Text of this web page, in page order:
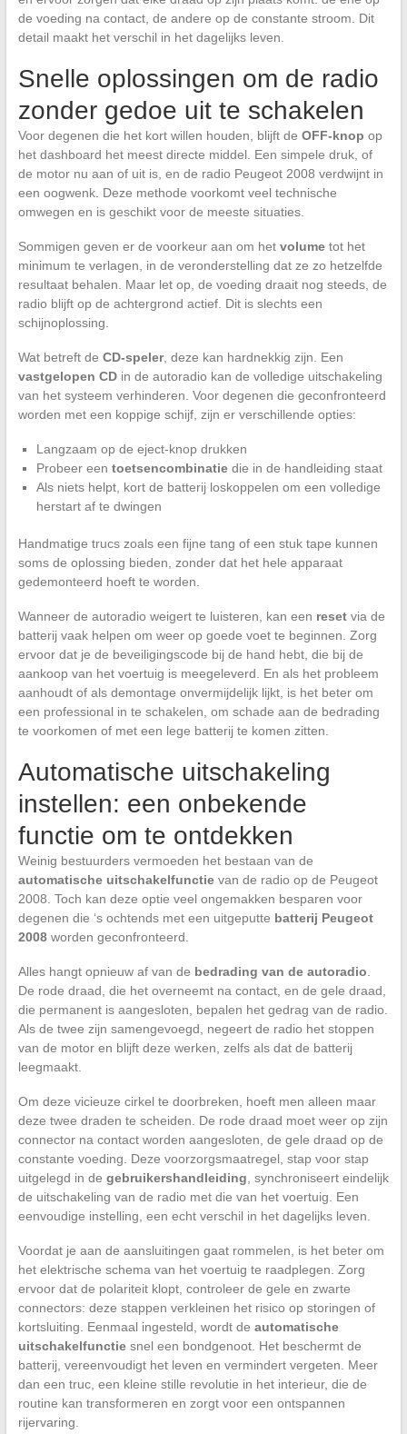
de voeding na contact, de andere op de constante stroom. Dit
detail maakt het verschil in het dagelijks leven.
Snelle oplossingen om de radio
zonder gedoe uit te schakelen
Voor degenen die het kort willen houden, blijft de OFF-knop op
het dashboard het meest directe middel. Een simpele druk, of
de motor nu aan of uit is, en de radio Peugeot 2008 verdwijnt in
een oogwenk. Deze methode voorkomt veel technische
omwegen en is geschikt voor de meeste situaties.
Sommigen geven er de voorkeur aan om het volumetot het
minimum te verlagen, in de veronderstelling dat ze zo hetzelfde
resultaat behalen. Maar let op, de voeding draait nog steeds, de
radio blijft op de achtergrond actief. Dit is slechts een
schijnoplossing.
Wat betreft de CD-speler, deze kan hardnekkig zijn. Een
vastgelopen CDin de autoradio kan de volledige uitschakeling
van het systeem verhinderen. Voor degenen die geconfronteerd
worden met een koppige schijf, zijn er verschillende opties:
Langzaam op de eject-knop drukken
Probeer een toetsencombinatiedie in de handleiding staat
Als niets helpt, kort de batterij loskoppelen om een volledige
herstart af te dwingen
Handmatige trucs zoals een fijne tang of een stuk tape kunnen
soms de oplossing bieden, zonder dat het hele apparaat
gedemonteerd hoeft te worden.
Wanneer de autoradio weigert te luisteren, kan een resetvia de
batterij vaak helpen om weer op goede voet te beginnen. Zorg
ervoor dat je de beveiligingscode bij de hand hebt, die bij de
aankoop van het voertuig is meegeleverd. En als het probleem
aanhoudt of als demontage onvermijdelijk lijkt, is het beter om
een professional in te schakelen, om schade aan de bedrading
te voorkomen of met een lege batterij te komen zitten.
Automatische uitschakeling
instellen: een onbekende
functie om te ontdekken
Weinig bestuurders vermoeden het bestaan van de
automatische uitschakelfunctievan de radio op de Peugeot
2008. Toch kan deze optie veel ongemakken besparen voor
degenen die ‘s ochtends met een uitgeputte batterij Peugeot
2008worden geconfronteerd.
Alles hangt opnieuw af van de bedrading van de autoradio
De rode draad, die het overneemt na contact, en de gele draad,
die permanent is aangesloten, bepalen het gedrag van de radio.
Als de twee zijn samengevoegd, negeert de radio het stoppen
van de motor en blijft deze werken, zelfs als dat de batterij
leegmaakt.
Om deze vicieuze cirkel te doorbreken, hoeft men alleen maar
deze twee draden te scheiden. De rode draad moet weer op zijn
connector na contact worden aangesloten, de gele draad op de
constante voeding. Deze voorzorgsmaatregel, stap voor stap
uitgelegd in de gebruikershandleiding , synchroniseert eindelijk
de uitschakeling van de radio met die van het voertuig. Een
eenvoudige instelling, een echt verschil in het dagelijks leven.
Voordat je aan de aansluitingen gaat rommelen, is het beter om
het elektrische schema van het voertuig te raadplegen. Zorg
ervoor dat de polariteit klopt, controleer de gele en zwarte
connectors: deze stappen verkleinen het risico op storingen of
kortsluiting. Eenmaal ingesteld, wordt de automatische
uitschakelfunctiesnel een bondgenoot. Het beschermt de
batterij, vereenvoudigt het leven en vermindert vergeten. Meer
dan een truc, een kleine stille revolutie in het interieur, die de
routine kan transformeren en zorgt voor een ontspannen
rijervaring.